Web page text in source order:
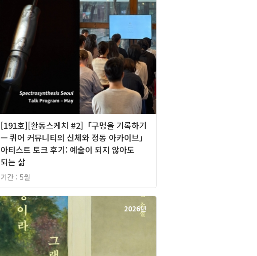
[191호][활동스케치 #2]「구멍을 기록하기
— 퀴어 커뮤니티의 신체와 정동 아카이브」
아티스트 토크 후기: 예술이 되지 않아도
되는 삶
기간 : 5월
2026년